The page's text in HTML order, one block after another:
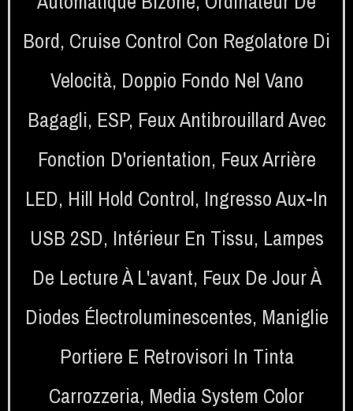
Bord, Cruise Control Con Regolatore Di
Velocità, Doppio Fondo Nel Vano
Bagagli, ESP, Feux Antibrouillard Avec
Fonction D'orientation, Feux Arrière
LED, Hill Hold Control, Ingresso Aux-In
USB 2SD, Intérieur En Tissu, Lampes
De Lecture À L'avant, Feux De Jour À
Diodes Électroluminescentes, Maniglie
Portiere E Retrovisori In Tinta
Carrozzeria, Media System Color